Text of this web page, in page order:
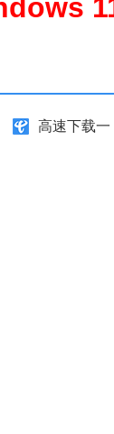
高速下载一